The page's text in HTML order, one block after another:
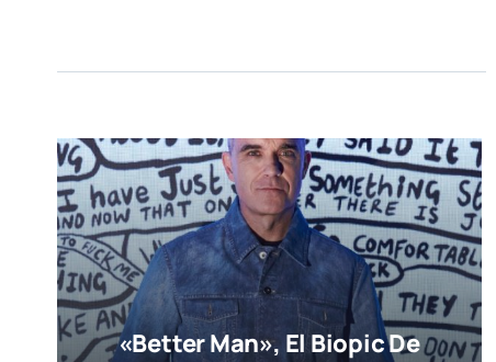
«Better Man», El Biopic De